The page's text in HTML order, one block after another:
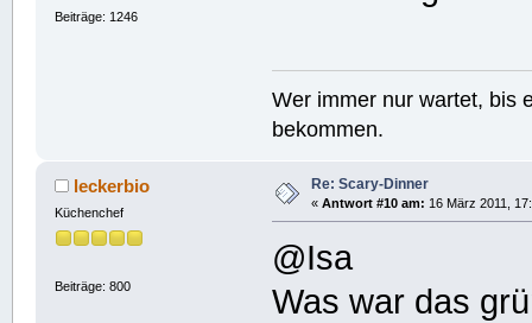
Beiträge: 1246
Wer immer nur wartet, bis
bekommen.
leckerbio
Küchenchef
Beiträge: 800
Re: Scary-Dinner
« Antwort #10 am: 16 März 2011,
@Isa
Was war das